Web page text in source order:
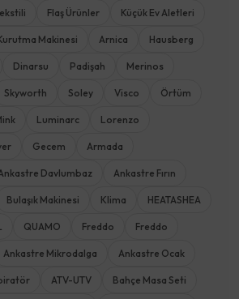
Flaş Ürünler Küçük Ev Aletleri
Makinesi Arnica Hausberg
Dinarsu Padişah Merinos
Skyworth Soley Visco Örtüm
Luminarc Lorenzo
Gecem Armada
Davlumbaz Ankastre Fırın
Bulaşık Makinesi Klima HEATASHEA
QUAMO Freddo Freddo
Ankastre Mikrodalga Ankastre Ocak
ATV-UTV Bahçe Masa Seti